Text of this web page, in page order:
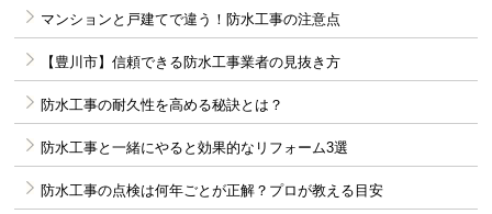
マンションと戸建てで違う！防水工事の注意点
【豊川市】信頼できる防水工事業者の見抜き方
防水工事の耐久性を高める秘訣とは？
防水工事と一緒にやると効果的なリフォーム3選
防水工事の点検は何年ごとが正解？プロが教える目安